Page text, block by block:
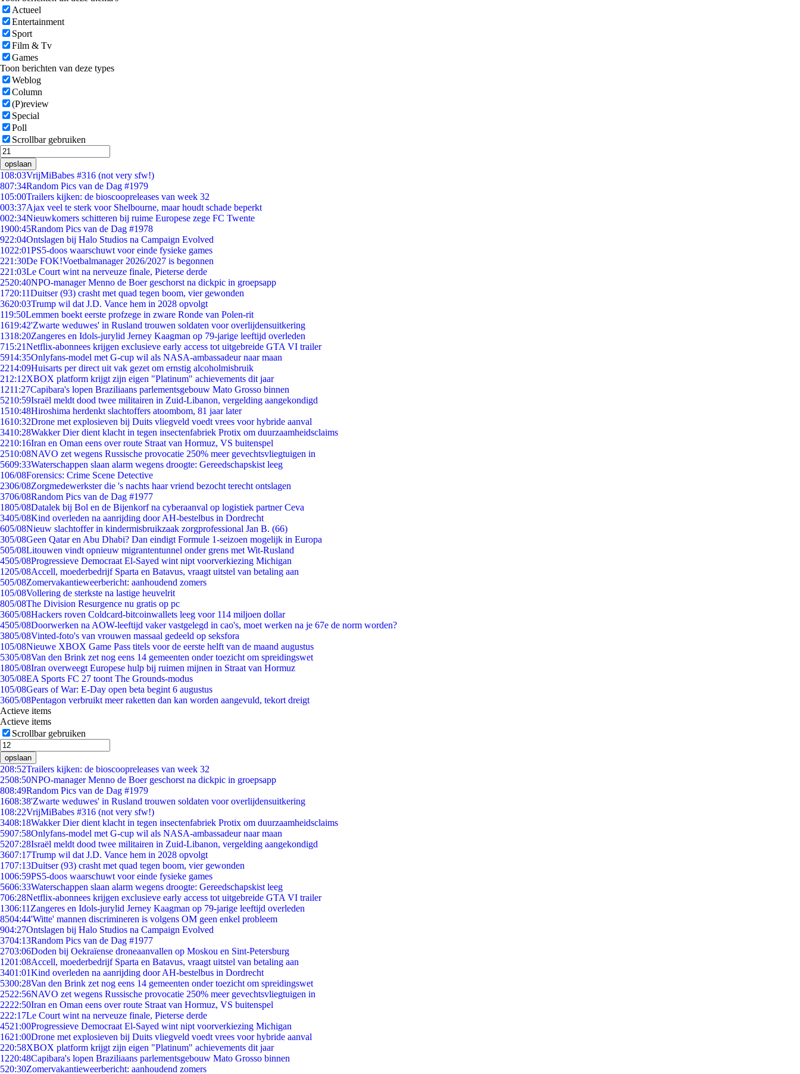
Actueel
Entertainment
Sport
Film & Tv
Games
Toon berichten van deze types
Weblog
Column
(P)review
Special
Poll
Scrollbar gebruiken
opslaan
108:03VrijMiBabes #316 (not very sfw!)
807:34Random Pics van de Dag #1979
105:00Trailers kijken: de bioscoopreleases van week 32
003:37Ajax veel te sterk voor Shelbourne, maar houdt schade beperkt
002:34Nieuwkomers schitteren bij ruime Europese zege FC Twente
1900:45Random Pics van de Dag #1978
922:04Ontslagen bij Halo Studios na Campaign Evolved
1022:01PS5-doos waarschuwt voor einde fysieke games
221:30De FOK!Voetbalmanager 2026/2027 is begonnen
221:03Le Court wint na nerveuze finale, Pieterse derde
2520:40NPO-manager Menno de Boer geschorst na dickpic in groepsapp
1720:11Duitser (93) crasht met quad tegen boom, vier gewonden
3620:03Trump wil dat J.D. Vance hem in 2028 opvolgt
119:50Lemmen boekt eerste profzege in zware Ronde van Polen-rit
1619:42'Zwarte weduwes' in Rusland trouwen soldaten voor overlijdensuitkering
1318:20Zangeres en Idols-jurylid Jerney Kaagman op 79-jarige leeftijd overleden
715:21Netflix-abonnees krijgen exclusieve early access tot uitgebreide GTA VI trailer
5914:35Onlyfans-model met G-cup wil als NASA-ambassadeur naar maan
2214:09Huisarts per direct uit vak gezet om ernstig alcoholmisbruik
212:12XBOX platform krijgt zijn eigen "Platinum" achievements dit jaar
1211:27Capibara's lopen Braziliaans parlementsgebouw Mato Grosso binnen
5210:59Israël meldt dood twee militairen in Zuid-Libanon, vergelding aangekondigd
1510:48Hiroshima herdenkt slachtoffers atoombom, 81 jaar later
1610:32Drone met explosieven bij Duits vliegveld voedt vrees voor hybride aanval
3410:28Wakker Dier dient klacht in tegen insectenfabriek Protix om duurzaamheidsclaims
2210:16Iran en Oman eens over route Straat van Hormuz, VS buitenspel
2510:08NAVO zet wegens Russische provocatie 250% meer gevechtsvliegtuigen in
5609:33Waterschappen slaan alarm wegens droogte: Gereedschapskist leeg
106/08Forensics: Crime Scene Detective
2306/08Zorgmedewerkster die 's nachts haar vriend bezocht terecht ontslagen
3706/08Random Pics van de Dag #1977
1805/08Datalek bij Bol en de Bijenkorf na cyberaanval op logistiek partner Ceva
3405/08Kind overleden na aanrijding door AH-bestelbus in Dordrecht
605/08Nieuw slachtoffer in kindermisbruikzaak zorgprofessional Jan B. (66)
305/08Geen Qatar en Abu Dhabi? Dan eindigt Formule 1-seizoen mogelijk in Europa
505/08Litouwen vindt opnieuw migrantentunnel onder grens met Wit-Rusland
4505/08Progressieve Democraat El-Sayed wint nipt voorverkiezing Michigan
1205/08Accell, moederbedrijf Sparta en Batavus, vraagt uitstel van betaling aan
505/08Zomervakantieweerbericht: aanhoudend zomers
105/08Vollering de sterkste na lastige heuvelrit
805/08The Division Resurgence nu gratis op pc
3605/08Hackers roven Coldcard-bitcoinwallets leeg voor 114 miljoen dollar
4505/08Doorwerken na AOW-leeftijd vaker vastgelegd in cao's, moet werken na je 67e de norm worden?
3805/08Vinted-foto's van vrouwen massaal gedeeld op seksfora
105/08Nieuwe XBOX Game Pass titels voor de eerste helft van de maand augustus
5305/08Van den Brink zet nog eens 14 gemeenten onder toezicht om spreidingswet
1805/08Iran overweegt Europese hulp bij ruimen mijnen in Straat van Hormuz
305/08EA Sports FC 27 toont The Grounds-modus
105/08Gears of War: E-Day open beta begint 6 augustus
3605/08Pentagon verbruikt meer raketten dan kan worden aangevuld, tekort dreigt
Actieve items
Actieve items
Scrollbar gebruiken
opslaan
208:52Trailers kijken: de bioscoopreleases van week 32
2508:50NPO-manager Menno de Boer geschorst na dickpic in groepsapp
808:49Random Pics van de Dag #1979
1608:38'Zwarte weduwes' in Rusland trouwen soldaten voor overlijdensuitkering
108:22VrijMiBabes #316 (not very sfw!)
3408:18Wakker Dier dient klacht in tegen insectenfabriek Protix om duurzaamheidsclaims
5907:58Onlyfans-model met G-cup wil als NASA-ambassadeur naar maan
5207:28Israël meldt dood twee militairen in Zuid-Libanon, vergelding aangekondigd
3607:17Trump wil dat J.D. Vance hem in 2028 opvolgt
1707:13Duitser (93) crasht met quad tegen boom, vier gewonden
1006:59PS5-doos waarschuwt voor einde fysieke games
5606:33Waterschappen slaan alarm wegens droogte: Gereedschapskist leeg
706:28Netflix-abonnees krijgen exclusieve early access tot uitgebreide GTA VI trailer
1306:11 Zangeres en Idols-jurylid Jerney Kaagman op 79-jarige leeftijd overleden
8504:44'Witte' mannen discrimineren is volgens OM geen enkel probleem
904:27Ontslagen bij Halo Studios na Campaign Evolved
3704:13Random Pics van de Dag #1977
2703:06Doden bij Oekraïense droneaanvallen op Moskou en Sint-Petersburg
1201:08Accell, moederbedrijf Sparta en Batavus, vraagt uitstel van betaling aan
3401:01Kind overleden na aanrijding door AH-bestelbus in Dordrecht
5300:28Van den Brink zet nog eens 14 gemeenten onder toezicht om spreidingswet
2522:56NAVO zet wegens Russische provocatie 250% meer gevechtsvliegtuigen in
2222:50Iran en Oman eens over route Straat van Hormuz, VS buitenspel
222:17Le Court wint na nerveuze finale, Pieterse derde
4521:00Progressieve Democraat El-Sayed wint nipt voorverkiezing Michigan
1621:00Drone met explosieven bij Duits vliegveld voedt vrees voor hybride aanval
220:58XBOX platform krijgt zijn eigen "Platinum" achievements dit jaar
1220:48Capibara's lopen Braziliaans parlementsgebouw Mato Grosso binnen
520:30Zomervakantieweerbericht: aanhoudend zomers